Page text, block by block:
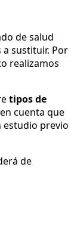
de salud
sustituir. Por
realizamos
tipos de
cuenta que
estudio previo
de